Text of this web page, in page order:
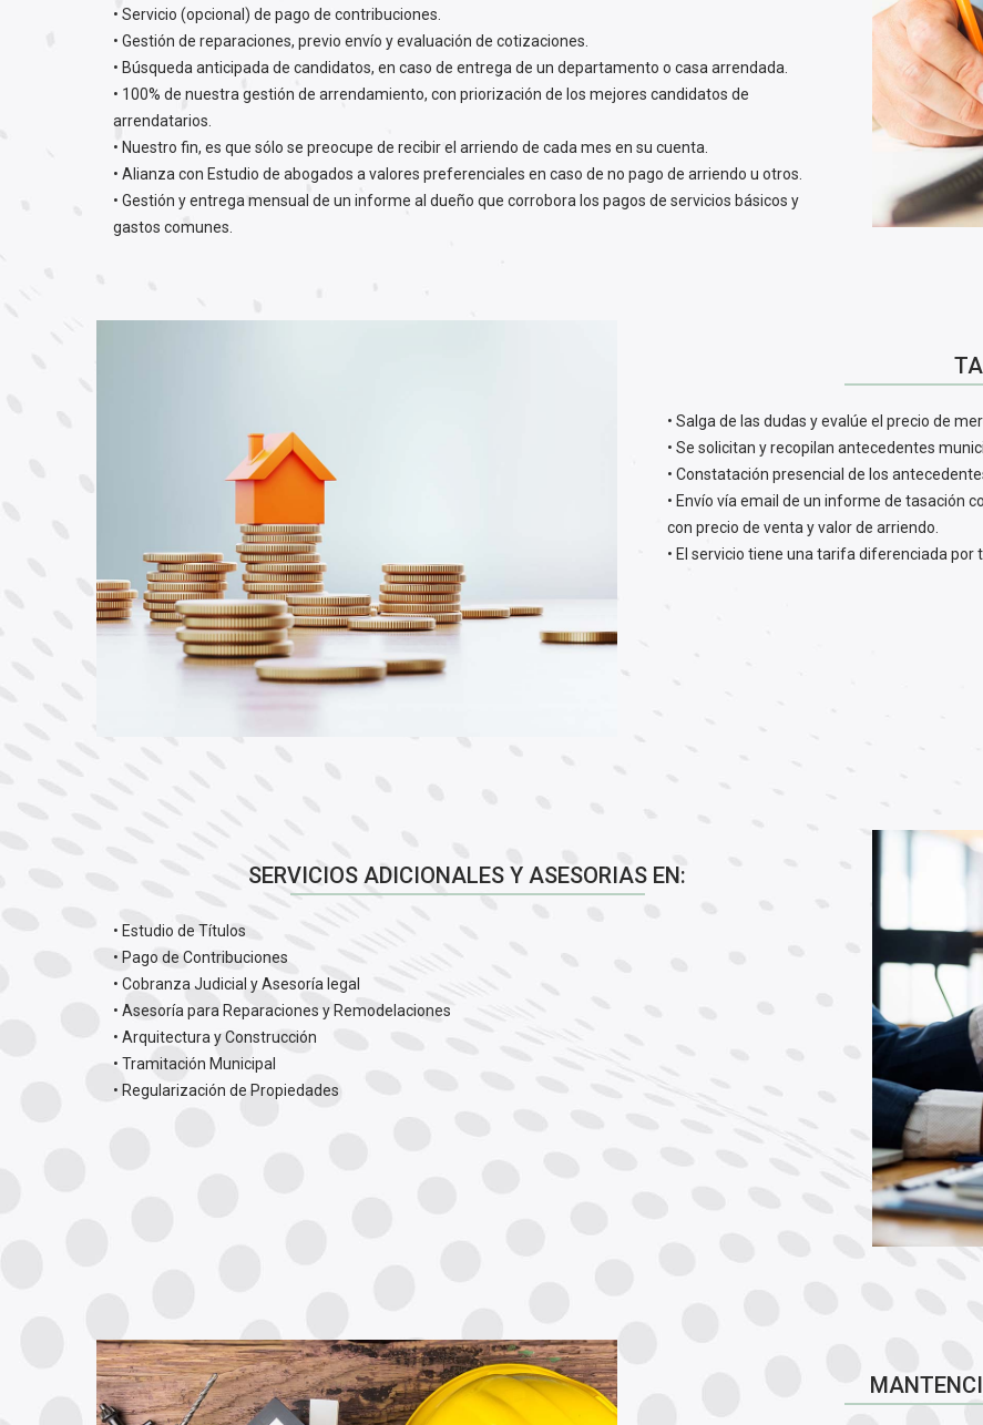
• Servicio (opcional) de pago de contribuciones.
• Gestión de reparaciones, previo envío y evaluación de cotizaciones.
• Búsqueda anticipada de candidatos, en caso de entrega de un departamento o casa arrendada.
• 100% de nuestra gestión de arrendamiento, con priorización de los mejores candidatos de
arrendatarios.
• Nuestro fin, es que sólo se preocupe de recibir el arriendo de cada mes en su cuenta.
• Alianza con Estudio de abogados a valores preferenciales en caso de no pago de arriendo u otros.
• Gestión y entrega mensual de un informe al dueño que corrobora los pagos de servicios básicos y
gastos comunes.
• Salga de las dudas y evalúe el precio de
• Se solicitan y recopilan antecedentes
• Constatación presencial de los
• Envío vía email de un informe de tasación
con precio de venta y valor de arriendo.
• El servicio tiene una tarifa diferenciada por
SERVICIOS ADICIONALES Y ASESORIAS EN:
• Estudio de Títulos
• Pago de Contribuciones
• Cobranza Judicial y Asesoría legal
• Asesoría para Reparaciones y Remodelaciones
• Arquitectura y Construcción
• Tramitación Municipal
• Regularización de Propiedades